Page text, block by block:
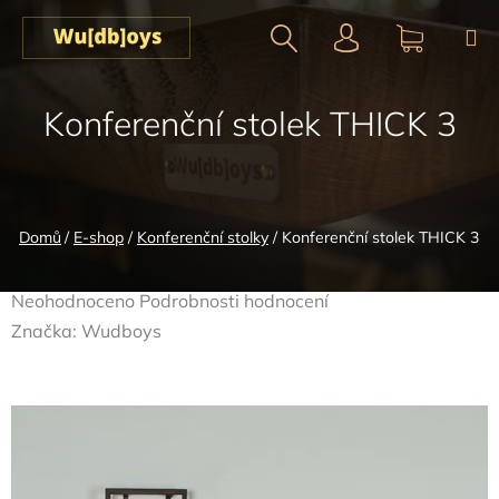
Přejít
obsah
KOŠÍK
Domů / E-shop / Konferenční stolky / Konferenční stolek THICK 3
Konferenční stolek THICK 3
Průměrné
hodnocení
Neohodnoceno Podrobnosti hodnocení
Značka: Wudboys